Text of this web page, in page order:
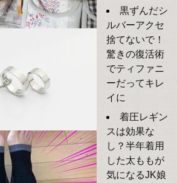
黒ずんだシ
ルバーアクセ
捨てないで！
驚きの復活術
でティファニ
ーだってキレ
イに
着圧レギン
スは効果な
し？半年着用
した太ももが
気になるJK娘